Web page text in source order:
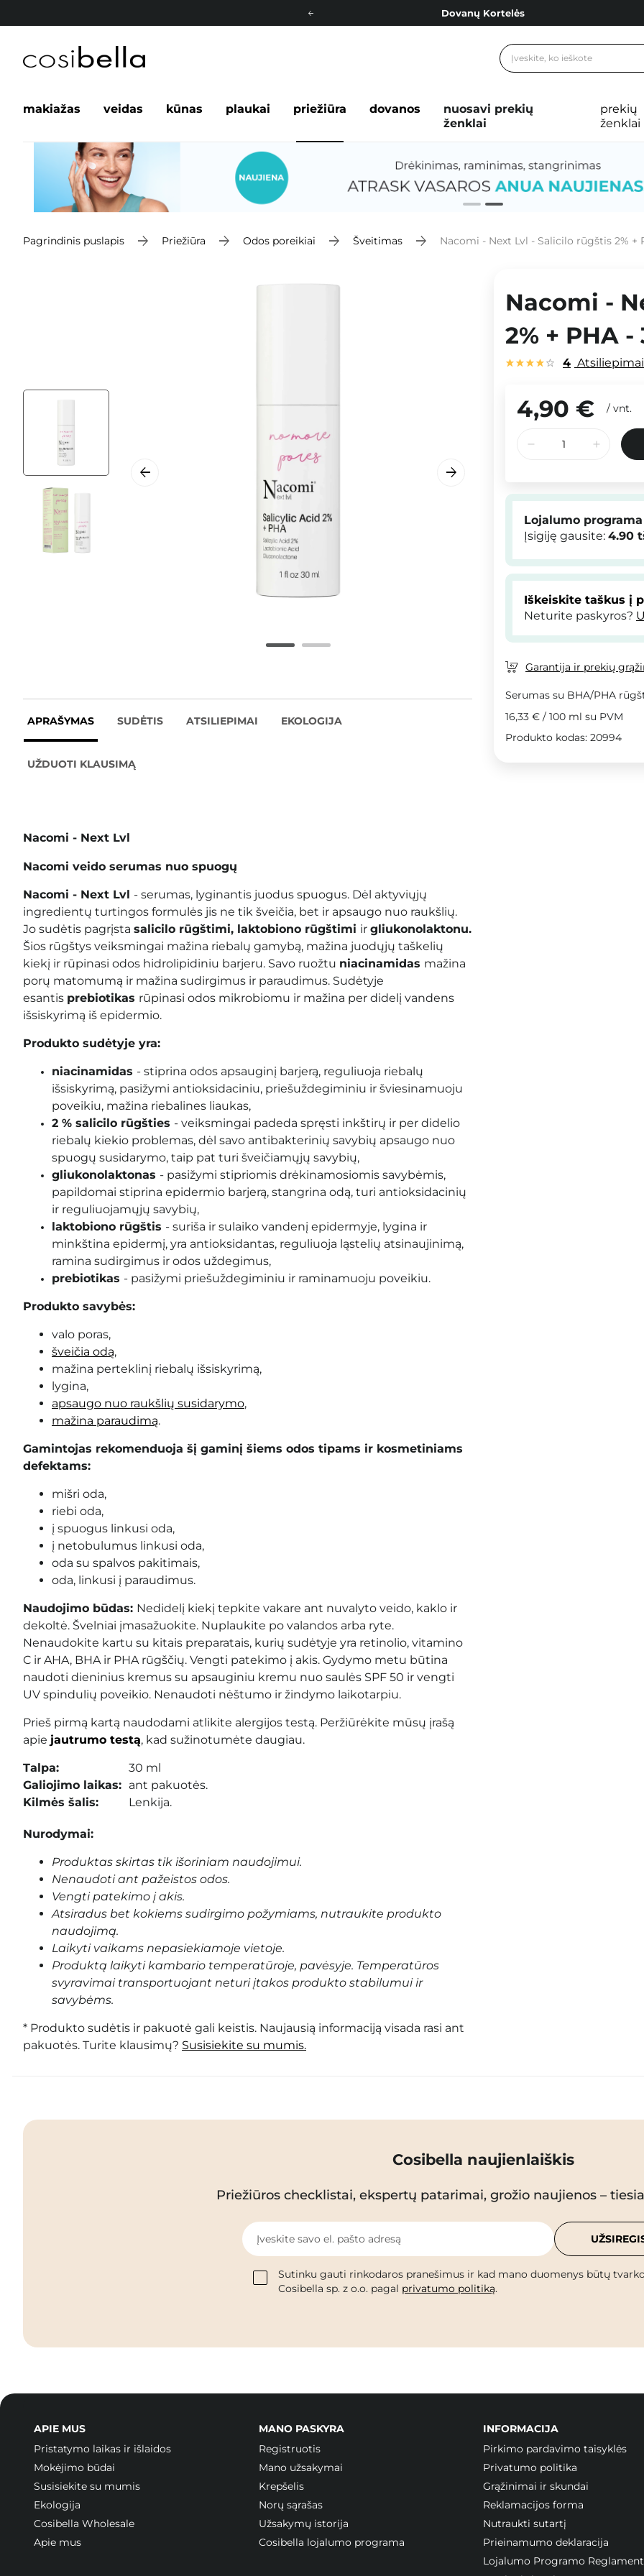
Dovanų Kortelės
Nemokamas pristatymas nuo 40,00 €
makiažas veidas kūnas plaukai priežiūra dovanos
nuosavi prekių
ženklai
prekių
ženklai
Pagrindinis puslapis Priežiūra Odos poreikiai Šveitimas Nacomi - Next Lvl - Salicilo rūgštis 2% +
APRAŠYMAS SUDĖTIS ATSILIEPIMAI EKOLOGIJA
UŽDUOTI KLAUSIMĄ
Nacomi - Next Lvl
Nacomi veido serumas nuo spuogų
Nacomi - Next Lvl - serumas, lyginantis juodus spuogus. Dėl aktyviųjų
ingredientų turtingos formulės jis ne tik šveičia, bet ir apsaugo nuo raukšlių.
Jo sudėtis pagrįsta salicilo rūgštimi, laktobiono rūgštimi ir gliukonolaktonu.
Šios rūgštys veiksmingai mažina riebalų gamybą, mažina juodųjų taškelių
kiekį ir rūpinasi odos hidrolipidiniu barjeru. Savo ruožtu niacinamidas mažina
porų matomumą ir mažina sudirgimus ir paraudimus. Sudėtyje
esantis prebiotikas rūpinasi odos mikrobiomu ir mažina per didelį vandens
išsiskyrimą iš epidermio.
Produkto sudėtyje yra:
niacinamidas - stiprina odos apsauginį barjerą, reguliuoja riebalų
išsiskyrimą, pasižymi antioksidaciniu, priešuždegiminiu ir šviesinamuoju
poveikiu, mažina riebalines liaukas,
2 % salicilo rūgšties - veiksmingai padeda spręsti inkštirų ir per didelio
riebalų kiekio problemas, dėl savo antibakterinių savybių apsaugo nuo
spuogų susidarymo, taip pat turi šveičiamųjų savybių,
gliukonolaktonas - pasižymi stipriomis drėkinamosiomis savybėmis,
papildomai stiprina epidermio barjerą, stangrina odą, turi antioksidacinių
ir reguliuojamųjų savybių,
laktobiono rūgštis - suriša ir sulaiko vandenį epidermyje, lygina ir
minkština epidermį, yra antioksidantas, reguliuoja ląstelių atsinaujinimą,
ramina sudirgimus ir odos uždegimus,
prebiotikas - pasižymi priešuždegiminiu ir raminamuoju poveikiu.
Produkto savybės:
valo poras,
šveičia odą,
mažina perteklinį riebalų išsiskyrimą,
lygina,
apsaugo nuo raukšlių susidarymo,
mažina paraudimą.
Gamintojas rekomenduoja šį gaminį šiems odos tipams ir kosmetiniams
defektams:
mišri oda,
riebi oda,
į spuogus linkusi oda,
į netobulumus linkusi oda,
oda su spalvos pakitimais,
oda, linkusi į paraudimus.
Naudojimo būdas: Nedidelį kiekį tepkite vakare ant nuvalyto veido, kaklo ir
dekoltė. Švelniai įmasažuokite. Nuplaukite po valandos arba ryte.
Nenaudokite kartu su kitais preparatais, kurių sudėtyje yra retinolio, vitamino
C ir AHA, BHA ir PHA rūgščių. Vengti patekimo į akis. Gydymo metu būtina
naudoti dieninius kremus su apsauginiu kremu nuo saulės SPF 50 ir vengti
UV spindulių poveikio. Nenaudoti nėštumo ir žindymo laikotarpiu.
Prieš pirmą kartą naudodami atlikite alergijos testą. Peržiūrėkite mūsų įrašą
apie jautrumo testą, kad sužinotumėte daugiau.
Talpa:
30 ml
Galiojimo laikas: ant pakuotės.
Kilmės šalis:
Lenkija.
Nurodymai:
Produktas skirtas tik išoriniam naudojimui.
Nenaudoti ant pažeistos odos.
Vengti patekimo į akis.
Atsiradus bet kokiems sudirgimo požymiams, nutraukite produkto
naudojimą.
Laikyti vaikams nepasiekiamoje vietoje.
Produktą laikyti kambario temperatūroje, pavėsyje. Temperatūros
svyravimai transportuojant neturi įtakos produkto stabilumui ir
savybėms.
* Produkto sudėtis ir pakuotė gali keistis. Naujausią informaciją visada rasi ant
pakuotės. Turite klausimų? Susisiekite su mumis.
Nacomi -
2% + PHA
4 Atsiliepimai
4,90 € / vnt.
Lojalumo programa
Įsigiję gausite: 4.90
Iškeiskite taškus į
Neturite paskyros?
Garantija ir prekių
Serumas su BHA/PHA
16,33 € / 100 ml su PVM
Produkto kodas: 20994
Cosibella naujienlaiškis
Priežiūros checklistai, ekspertų patarimai, grožio naujienos –
Įveskite savo el. pašto adresą
Sutinku gauti rinkodaros pranešimus ir kad mano duomenys būtų
Cosibella sp. z o.o. pagal privatumo politiką.
APIE MUS
Pristatymo laikas ir išlaidos
Mokėjimo būdai
Susisiekite su mumis
Ekologija
Cosibella Wholesale
Apie mus
MANO PASKYRA
Registruotis
Mano užsakymai
Krepšelis
Norų sąrašas
Užsakymų istorija
Cosibella lojalumo programa
INFORMACIJA
Pirkimo pardavimo taisyklės
Privatumo politika
Grąžinimai ir skundai
Reklamacijos forma
Nutraukti sutartį
Prieinamumo deklaracija
Lojalumo Programo